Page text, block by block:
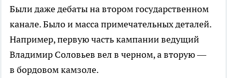
Были даже дебаты на втором государственном
канале. Было и масса примечательных деталей.
Например, первую часть кампании ведущий
Владимир Соловьев вел в черном, а вторую —
в бордовом камзоле.